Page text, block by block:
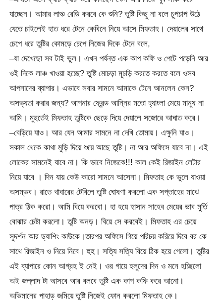
যাচ্ছেন। আমার লাঞ্চ রেডি করবে কে শুনি? তুষ্টি কিছু না বলে চুপচাপ উঠে
যেতে চাইলেই হাত ধরে টেনে কেবিনে নিয়ে আসে মিফতাহ। দেয়ালের সাথে
চেপে ধরে তুষ্টির কোমড়ে চেপে নিজের দিকে টেনে বলে,
–যা দেখেছো সব টাই ভুল। এখন পর্যন্ত এক কাপ কফি ও পেটে পড়েনি আর
ওই দিকে লাঞ্চ খাওয়া হচ্ছে? তুষ্টি মোচড়া মূচড়ি করতে করতে বলে ওসব
আপনাদের ব্যাপার। এভাবে সবার সামনে আমাকে টেনে আনলেন কেন?
অসভ্যতা করার জন্য? আপনার ফ্রেন্ড আন্নির মতো হ্যাংলা মেয়ে মানুষ না
আমি। মুহুর্তেই মিফতাহ তুষ্টিকে ছেড়ে দিয়ে দেয়ালে সজোরে আঘাত করে।
–বেড়িয়ে যাও। আর যেন আমার সামনে না দেখি তোমায়। এক্ষুনি যাও।
সকাল থেকে কাথা মুড়ি দিয়ে শুয়ে আছে তুষ্টি। না আর অফিসে যাবে না। এই
লোকের সামনেই যাবে না। কি ভাবে নিজেকে!!! কাল কেই রিজাইন লেটার
নিয়ে যাবে । দিন যায় কেউ কারো সামনে আসেনা। মিফতাহ কে ভুলে যাওয়া
অসম্ভব। রাতে খাবারের টেবিলে তুষ্টি ঘোষণা করলো এক সপ্তাহের মাঝে
পাত্র ঠিক করো। আমি বিয়ে করবো। হা হয়ে হাসান সাহেব মেয়ের ভাব মুর্তি
বোঝার চেষ্টা করলো। তুষ্টি অনড়। বিয়ে সে করবেই। মিফতাহ এর চেয়ে
সুদর্শন আর ড্যাশিং কাউকে।তারপর অফিসে গিয়ে পরিচয় করিয়ে দিবে বর কে
সাথে রিজাইন ও নিয়ে নিবে। হুহ। সত্যি সত্যি বিয়ে ঠিক হয়ে গেলো। তুষ্টির
এই ব্যাপারে কোন আগ্রহ ই নেই। ওর গায়ে হলুদের দিন ও মনে হচ্ছিলো
অই জল্লাদ টা আসবে আর বলবে তুষ্টি এক কাপ কফি করে আনো।
অভিমানের পাহাড় জমিয়ে তুষ্টি নিজেই ফোন করলো মিফতাহ কে।